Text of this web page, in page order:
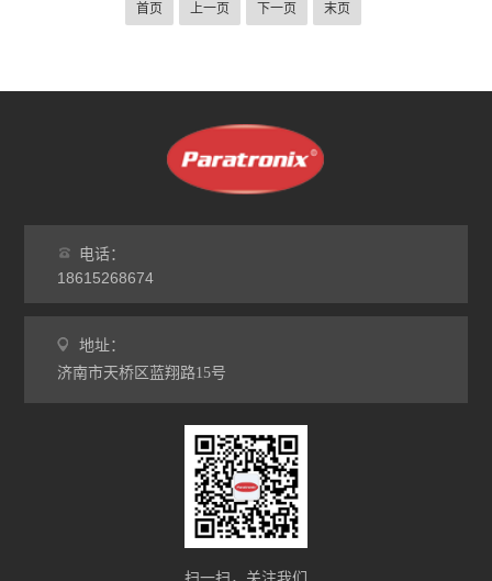
首页 上一页 下一页 末页
电话：
18615268674
地址：
济南市天桥区蓝翔路15号